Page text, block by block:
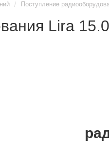
/ Поступление
Lira